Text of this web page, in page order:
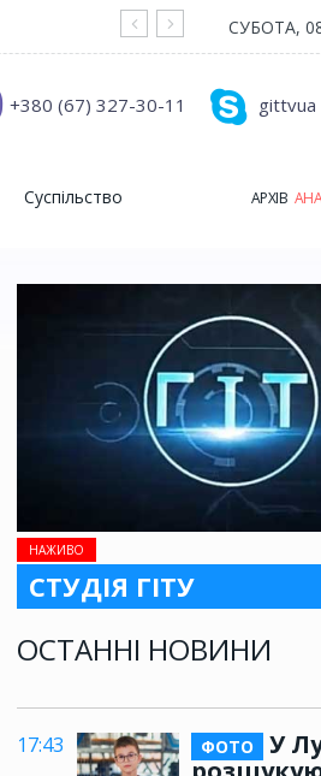
На війні
СУБОТА,
gittvua
+380 (67) 327-30-11
Суспільство АРХІВ
НАЖИВО
СТУДІЯ ГІТУ
ОСТАННІ НОВИНИ
17:43 ФОТО
У